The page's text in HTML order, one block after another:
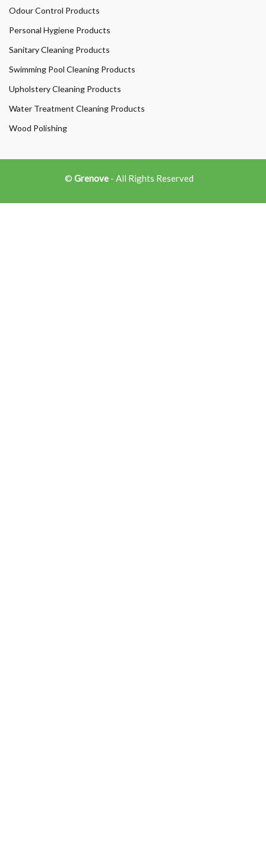
Odour Control Products
Personal Hygiene Products
Sanitary Cleaning Products
Swimming Pool Cleaning Products
Upholstery Cleaning Products
Water Treatment Cleaning Products
Wood Polishing
© Grenove - All Rights Reserved